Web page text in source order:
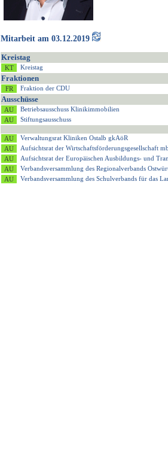
Mitarbeit am 03.12.2019
Kreistag
Kreistag
Fraktionen
Fraktion der CDU
Ausschüsse
Betriebsausschuss Klinikimmobilien
Stiftungsausschuss
Verwaltungsrat Kliniken Ostalb gkAöR
Aufsichtsrat der Wirtschaftsförderungsgesellschaft
Aufsichtsrat der Europäischen Ausbildungs- und
Verbandsversammlung des Regionalverbands
Verbandsversammlung des Schulverbands für das